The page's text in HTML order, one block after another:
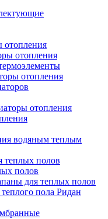
отопления
отопления
отопления
водяным теплым
теплых полов
полов
для теплых полов
пола Ридан